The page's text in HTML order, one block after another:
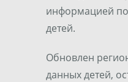
информацией
детей.
Обновлен
данных детей,